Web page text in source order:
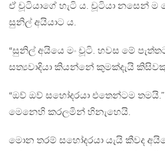
ඒ චූටියාගේ හැටි ය. චූටියා නසෙන්
සුනිල් අයියාට ය.
“සුනිල් අයියෙ මං චූටි. හවස මේ
සත්‍යවාදියා කියන්නේ කුමක්දැයි
“ඔව් ඔව් සහෝදරයා එ‍තෙන්ටම
මෙනෙහි කරලමින් හිනැහෙයි.
මොන තරම් සහෝදරයා යැයි කීවද